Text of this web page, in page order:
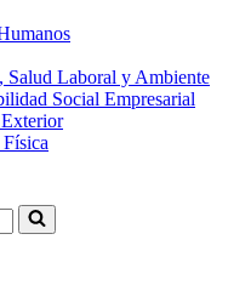
Salud Laboral y Ambiente
Social Empresarial